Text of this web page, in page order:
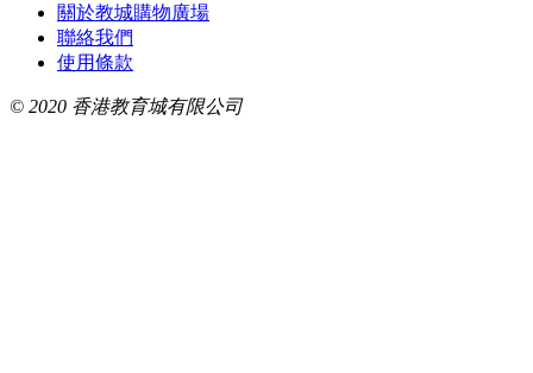
關於教城購物廣場
聯絡我們
使用條款
© 2020 香港教育城有限公司